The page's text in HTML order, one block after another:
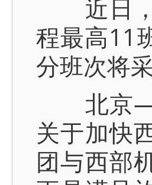
近日，
程最高11
分班次将
北京—
关于加快
团与西部